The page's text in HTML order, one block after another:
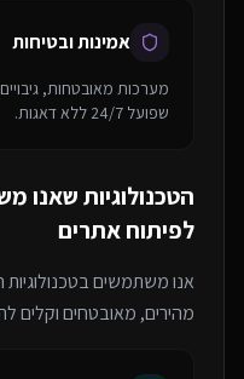
אמינות ובטיחות
מערכות מאובטחות,
שפועל 24/7 ללא דאגות.
הטכנולוגיות שאנו
לפיתוח אתרים
אנו משתמשים בטכנולוגיות
מהירים, מאובטחים וקלים